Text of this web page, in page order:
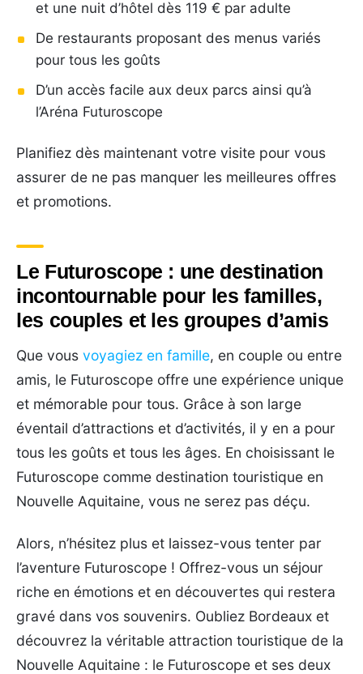
et une nuit d’hôtel dès 119 € par adulte
De restaurants proposant des menus variés
pour tous les goûts
D’un accès facile aux deux parcs ainsi qu’à
l’Aréna Futuroscope
Planifiez dès maintenant votre visite pour vous
assurer de ne pas manquer les meilleures offres
et promotions.
Le Futuroscope : une destination
incontournable pour les familles,
les couples et les groupes d’amis
Que vous voyagiez en famille, en couple ou entre
amis, le Futuroscope offre une expérience unique
et mémorable pour tous. Grâce à son large
éventail d’attractions et d’activités, il y en a pour
tous les goûts et tous les âges. En choisissant le
Futuroscope comme destination touristique en
Nouvelle Aquitaine, vous ne serez pas déçu.
Alors, n’hésitez plus et laissez-vous tenter par
l’aventure Futuroscope ! Offrez-vous un séjour
riche en émotions et en découvertes qui restera
gravé dans vos souvenirs. Oubliez Bordeaux et
découvrez la véritable attraction touristique de la
Nouvelle Aquitaine : le Futuroscope et ses deux